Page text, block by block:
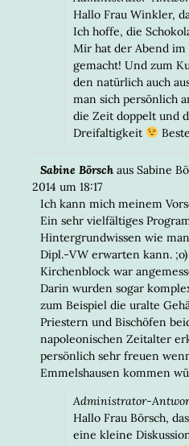
Hallo Frau Winkler,
Ich hoffe, die
Mir hat der Abend im
gemacht! Und zum
den natürlich auch
man sich persönlich
die Zeit doppelt und
Dreifaltigkeit
Sabine Börsch aus Sabine
2014 um 18:17
Ich kann mich meinem
Ein sehr vielfältiges
Hintergrundwissen wie
Dipl.-VW erwarten kann.
Kirchenblock war
Darin wurden sogar
zum Beispiel die uralte
Priestern und Bischöfen
napoleonischen Zeitalter
persönlich sehr freuen
Emmelshausen kommen
Administrator-
Hallo Frau Börsch,
eine kleine